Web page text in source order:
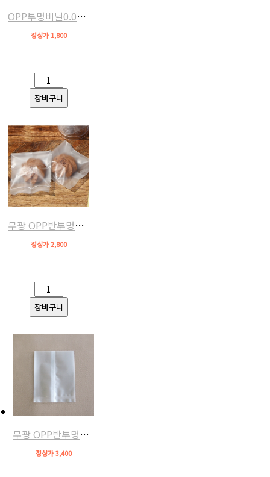
OPP투명비닐0.04mm(접착,15x18+4,약50장)
정상가 1,800
무광 OPP반투명쿠키비닐(8.5x11,100장)
정상가 2,800
무광 OPP반투명쿠키비닐(12x14,100장)
정상가 3,400